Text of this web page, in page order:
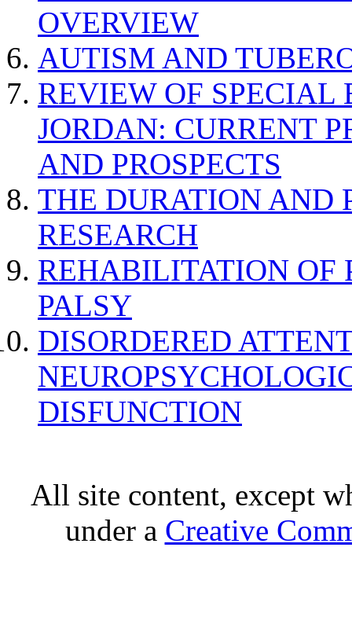
OVERVIEW
AUTISM AND
REVIEW OF SPECIAL
JORDAN: CURRENT
AND PROSPECTS
THE DURATION AND
RESEARCH
REHABILITATION OF
PALSY
DISORDERED
DISFUNCTION
All site content, except
under a Creative